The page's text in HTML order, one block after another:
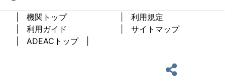
機関トップ
利用規定
利用ガイド
サイトマップ
ADEACトップ